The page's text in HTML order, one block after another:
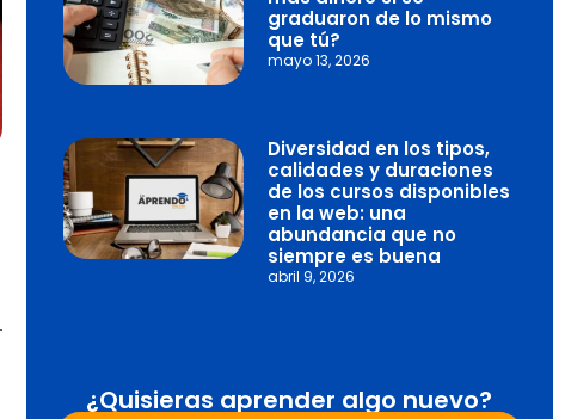
graduaron de lo mismo
que tú?
mayo 13, 2026
Diversidad en los tipos,
calidades y duraciones
de los cursos disponibles
en la web: una
abundancia que no
siempre es buena
abril 9, 2026
¿Quisieras aprender algo nuevo?